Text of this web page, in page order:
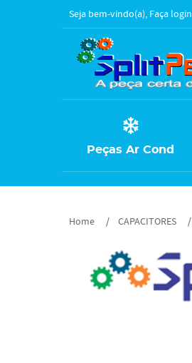
Seja bem-vindo(a), Faça login
Peças Ar Cond
Home CAPACITORES